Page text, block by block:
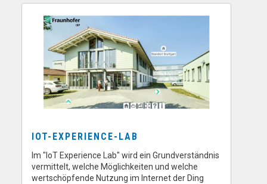
IOT-EXPERIENCE-LAB
Im "IoT Experience Lab" wird ein Grundverständnis
vermittelt, welche Möglichkeiten und welche
wertschöpfende Nutzung im Internet der Ding